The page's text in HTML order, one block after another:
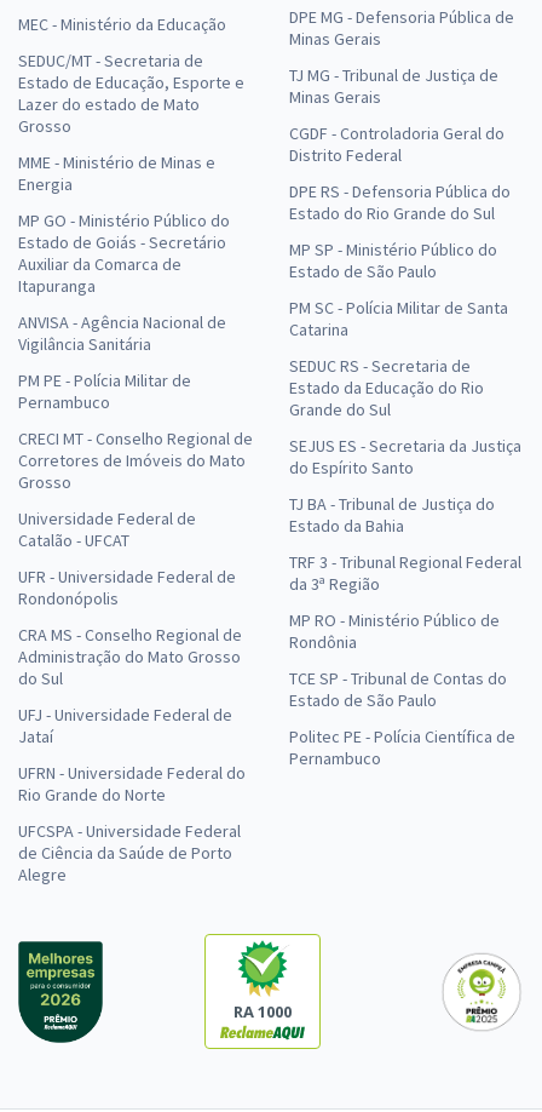
MEC - Ministério da Educação
SEDUC/MT - Secretaria de
Estado de Educação, Esporte e
Lazer do estado de Mato
Grosso
MME - Ministério de Minas e
Energia
MP GO - Ministério Público do
Estado de Goiás - Secretário
Auxiliar da Comarca de
Itapuranga
ANVISA - Agência Nacional de
Vigilância Sanitária
PM PE - Polícia Militar de
Pernambuco
CRECI MT - Conselho Regional de
Corretores de Imóveis do Mato
Grosso
Universidade Federal de
Catalão - UFCAT
UFR - Universidade Federal de
Rondonópolis
CRA MS - Conselho Regional de
Administração do Mato Grosso
do Sul
UFJ - Universidade Federal de
Jataí
UFRN - Universidade Federal do
Rio Grande do Norte
UFCSPA - Universidade Federal
de Ciência da Saúde de Porto
Alegre
DPE MG - Defensoria Pública de
Minas Gerais
TJ MG - Tribunal de Justiça de
Minas Gerais
CGDF - Controladoria Geral do
Distrito Federal
DPE RS - Defensoria Pública do
Estado do Rio Grande do Sul
MP SP - Ministério Público do
Estado de São Paulo
PM SC - Polícia Militar de Santa
Catarina
SEDUC RS - Secretaria de
Estado da Educação do Rio
Grande do Sul
SEJUS ES - Secretaria da Justiça
do Espírito Santo
TJ BA - Tribunal de Justiça do
Estado da Bahia
TRF 3 - Tribunal Regional Federal
da 3ª Região
MP RO - Ministério Público de
Rondônia
TCE SP - Tribunal de Contas do
Estado de São Paulo
Politec PE - Polícia Científica de
Pernambuco
RA 1000